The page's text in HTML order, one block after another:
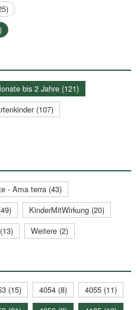
bis 2 Jahre (121)
(107)
- Ama terra (43)
KinderMitWirkung (20)
Weitere (2)
(15) 4054 (8)
4055 (11)